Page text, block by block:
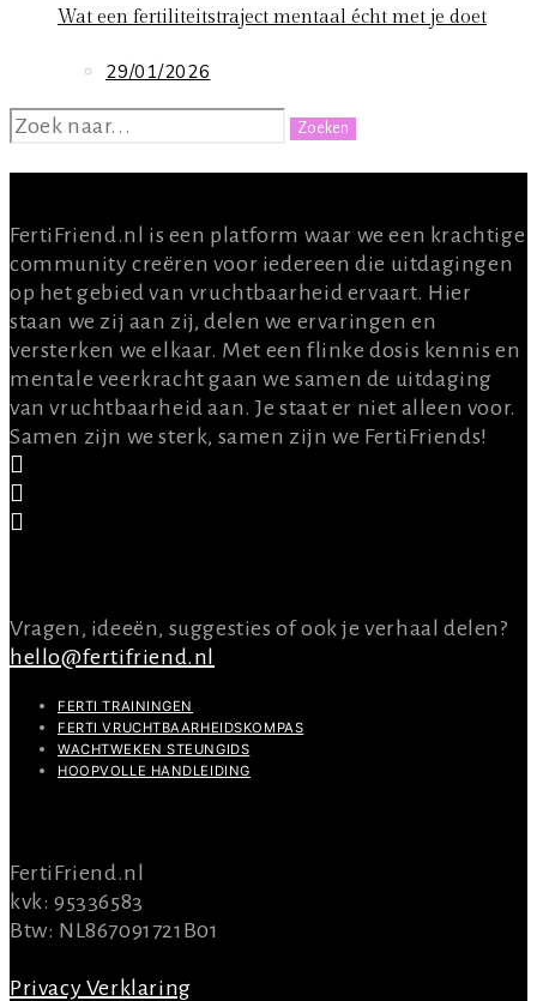
Wat een fertiliteitstraject mentaal écht met je doet
29/01/2026
ZOEKEN
NAAR:
FertiFriend.nl is een platform waar we een krachtige
community creëren voor iedereen die uitdagingen
op het gebied van vruchtbaarheid ervaart. Hier
staan we zij aan zij, delen we ervaringen en
versterken we elkaar. Met een flinke dosis kennis en
mentale veerkracht gaan we samen de uitdaging
van vruchtbaarheid aan. Je staat er niet alleen voor.
Samen zijn we sterk, samen zijn we FertiFriends!
Vragen, ideeën, suggesties of ook je verhaal delen?
hello@fertifriend.nl
FERTI TRAININGEN
FERTI VRUCHTBAARHEIDSKOMPAS
WACHTWEKEN STEUNGIDS
HOOPVOLLE HANDLEIDING
FertiFriend.nl
kvk: 95336583
Btw: NL867091721B01
Privacy Verklaring